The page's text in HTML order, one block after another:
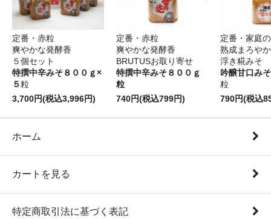
定番・赤粒
爽やかな発酵香
５個セット
特撰中辛みそ８００ｇ×
５ 粒
3,700円(税込3,996円)
定番・赤粒
爽やかな発酵香
BRUTUSお取り寄せ
特撰中辛みそ８００ｇ
粒
740円(税込799円)
定番・家庭
熟成まろやか
浮き糀みそ
吟醸甘口み
粒
790円(税込
ホーム
カートを見る
特定商取引法に基づく表記